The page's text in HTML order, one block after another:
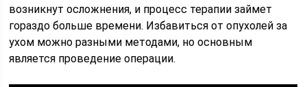
возникнут осложнения, и процесс терапии займет
гораздо больше времени. Избавиться от опухолей за
ухом можно разными методами, но основным
является проведение операции.